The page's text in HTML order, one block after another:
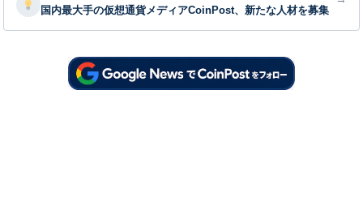
国内最大手の仮想通貨メディアCoinPost、新たな人材を募集